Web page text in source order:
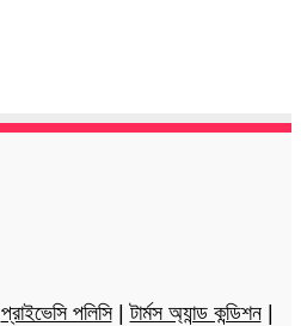
প্রাইভেসি পলিসি|টার্মস অ্যান্ড কন্ডিশন|